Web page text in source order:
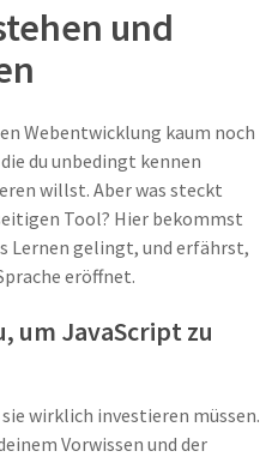
und
Webentwicklung kaum noch
du unbedingt kennen
willst. Aber was steckt
Tool? Hier bekommst
Lernen gelingt, und erfährst,
eröffnet.
um JavaScript zu
wirklich investieren müssen.
Vorwissen und der